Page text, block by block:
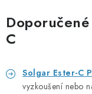
C
Solgar Ester-C
vyzkoušení nebo